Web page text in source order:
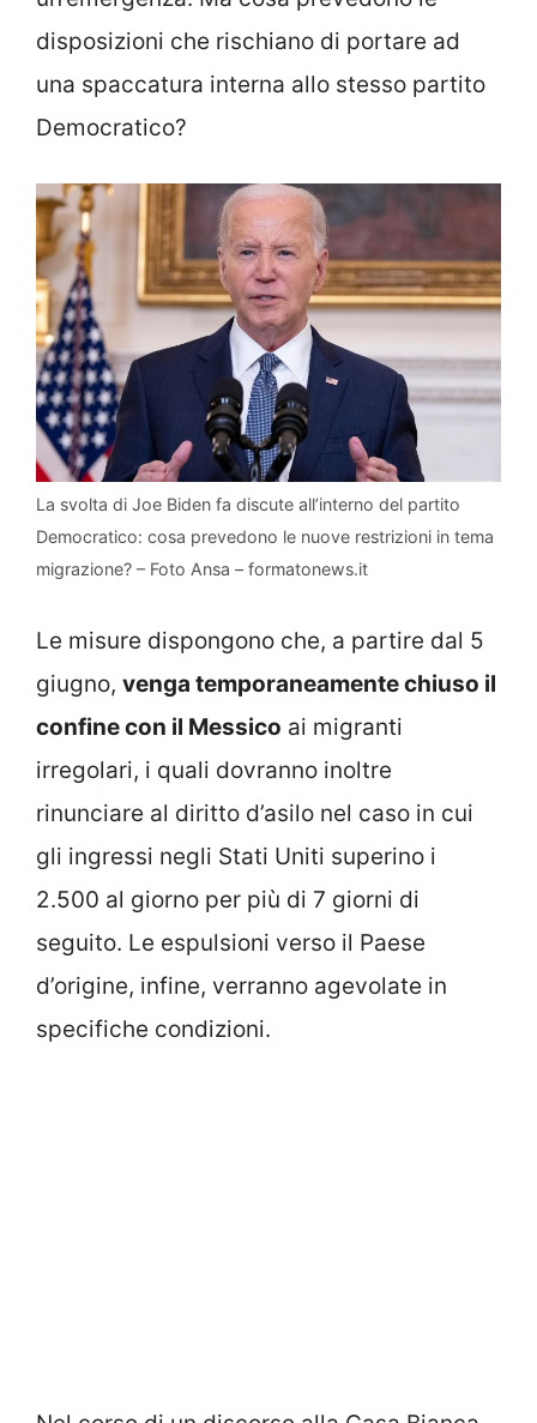
disposizioni che rischiano di portare ad
una spaccatura interna allo stesso partito
Democratico?
La svolta di Joe Biden fa discute all’interno del partito
Democratico: cosa prevedono le nuove restrizioni in tema
migrazione? – Foto Ansa – formatonews.it
Le misure dispongono che, a partire dal 5
giugno, venga temporaneamente chiuso il
confine con il Messico ai migranti
irregolari, i quali dovranno inoltre
rinunciare al diritto d’asilo nel caso in cui
gli ingressi negli Stati Uniti superino i
2.500 al giorno per più di 7 giorni di
seguito. Le espulsioni verso il Paese
d’origine, infine, verranno agevolate in
specifiche condizioni.